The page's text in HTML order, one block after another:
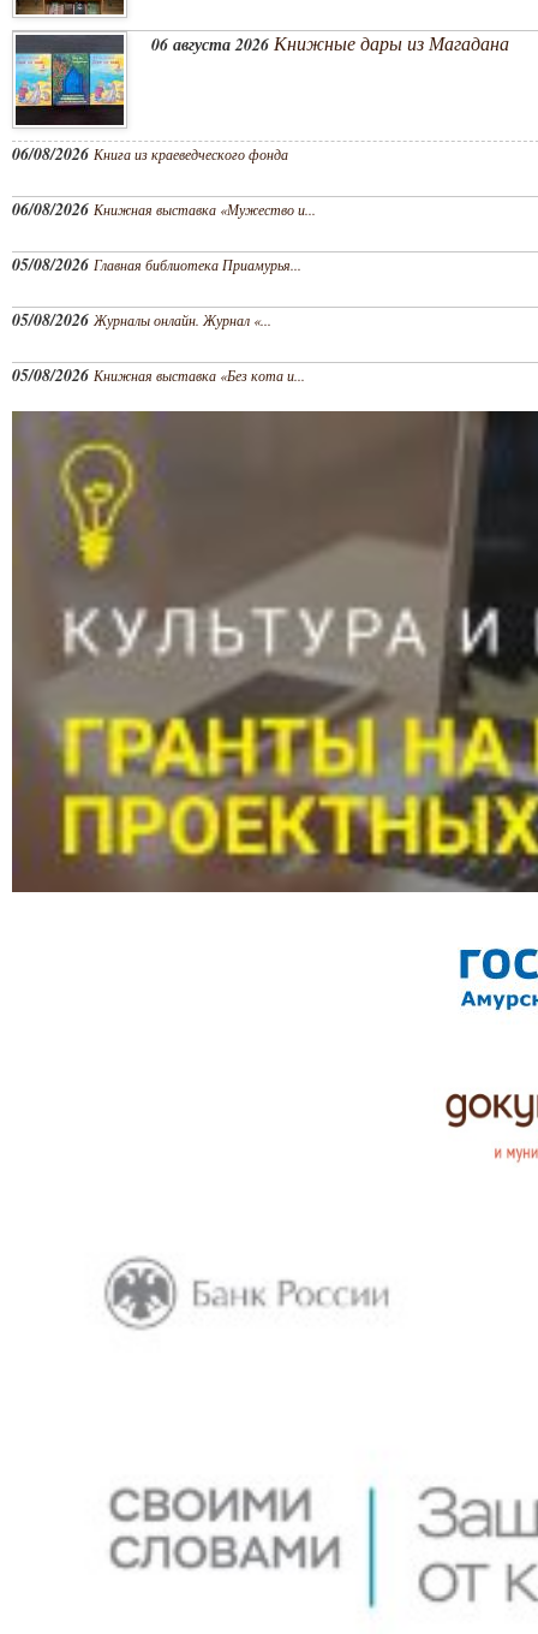
06 августа 2026 Книжные дары из Магадана
06/08/2026 Книга из краеведческого фонда
06/08/2026 Книжная выставка «Мужество и...
05/08/2026 Главная библиотека Приамурья...
05/08/2026Журналы онлайн. Журнал «...
05/08/2026 Книжная выставка «Без кота и...